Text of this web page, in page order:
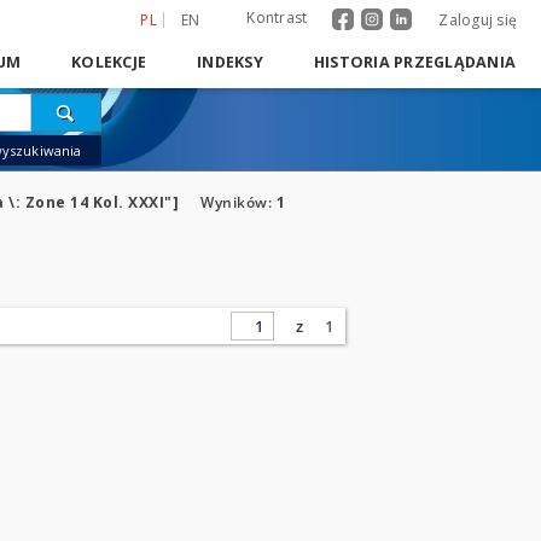
PL EN Kontrast Zaloguj się
KOLEKCJE INDEKSY HISTORIA PRZEGLĄDANIA
Zone 14 Kol. XXXI"] Wyników: 1
z 1